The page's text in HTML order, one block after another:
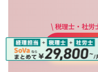
\ 税理士・社
サービ